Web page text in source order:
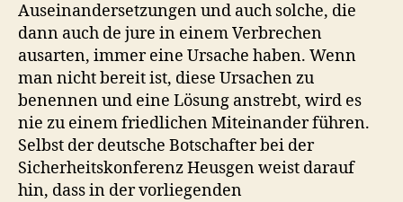
Auseinandersetzungen und auch solche, die
dann auch de jure in einem Verbrechen
ausarten, immer eine Ursache haben. Wenn
man nicht bereit ist, diese Ursachen zu
benennen und eine Lösung anstrebt, wird es
nie zu einem friedlichen Miteinander führen.
Selbst der deutsche Botschafter bei der
Sicherheitskonferenz Heusgen weist darauf
hin, dass in der vorliegenden